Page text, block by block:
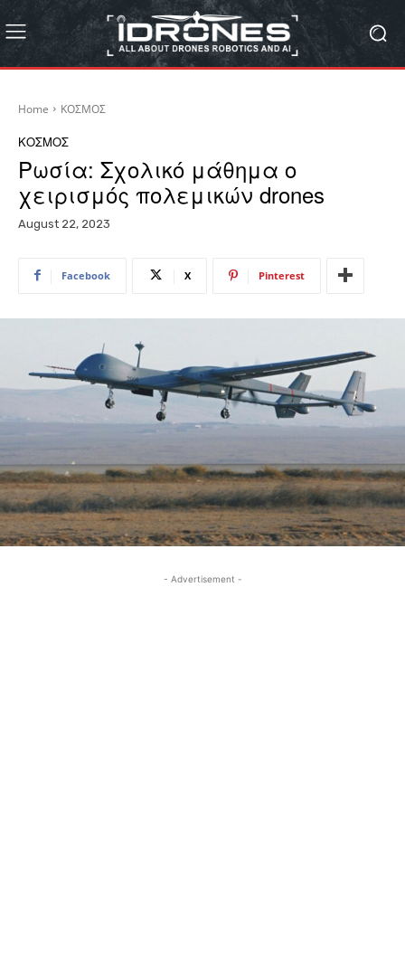
Home ΚΟΣΜΟΣ
ΚΟΣΜΟΣ
Ρωσία: Σχολικό μάθημα ο
χειρισμός πολεμικών drones
August 22, 2023
Facebook X Pinterest
- Advertisement -